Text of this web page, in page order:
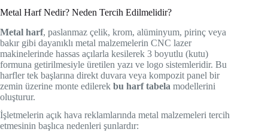
Metal Harf Nedir? Neden Tercih Edilmelidir?
Metal harf, paslanmaz çelik, krom, alüminyum, pirinç veya
bakır gibi dayanıklı metal malzemelerin CNC lazer
makinelerinde hassas açılarla kesilerek 3 boyutlu (kutu)
formuna getirilmesiyle üretilen yazı ve logo sistemleridir. Bu
harfler tek başlarına direkt duvara veya kompozit panel bir
zemin üzerine monte edilerek bu harf tabela modellerini
oluşturur.
İşletmelerin açık hava reklamlarında metal malzemeleri tercih
etmesinin başlıca nedenleri şunlardır: